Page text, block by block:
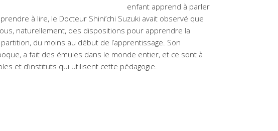
enfant apprend à parler
à lire, le Docteur Shini’chi Suzuki avait observé que
naturellement, des dispositions pour apprendre la
du moins au début de l’apprentissage. Son
a fait des émules dans le monde entier, et ce sont à
et d’instituts qui utilisent cette pédagogie.